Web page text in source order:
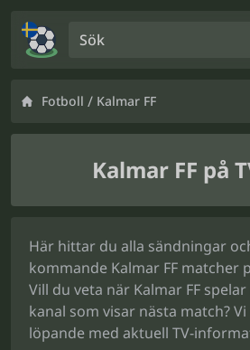
Fotboll / Kalmar FF
Kalmar FF på
Här hittar du alla sändningar
kommande Kalmar FF matcher
Vill du veta när Kalmar FF
kanal som visar nästa match?
löpande med aktuell TV-